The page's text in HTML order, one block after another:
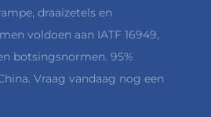
draaizetels en
voldoen aan IATF 16949,
botsingsnormen. 95%
Vraag vandaag nog een